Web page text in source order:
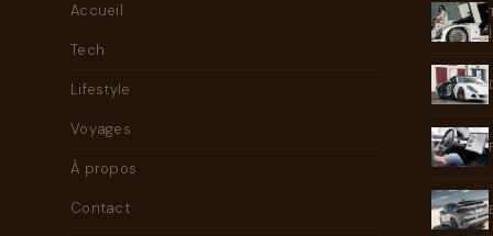
Accueil
Tech
Lifestyle
Voyages
À propos
Contact